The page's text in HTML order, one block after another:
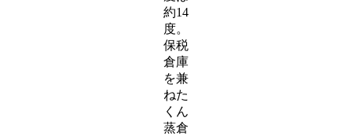
約14
度。
保税
倉庫
を兼
ねた
くん
蒸倉